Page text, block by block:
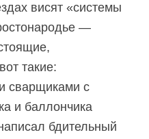
висят «системы
—
такие:
сварщиками с
и баллончика
бдительный